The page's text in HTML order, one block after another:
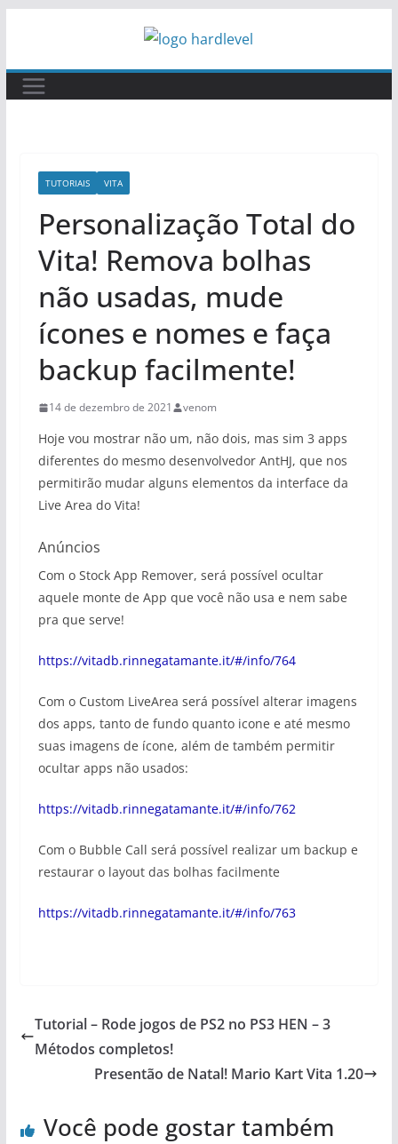
o
conteúdo
TUTORIAIS VITA
Personalização Total do
Vita! Remova bolhas
não usadas, mude
ícones e nomes e faça
backup facilmente!
14 de dezembro de 2021 venom
Hoje vou mostrar não um, não dois, mas sim 3 apps
diferentes do mesmo desenvolvedor AntHJ, que nos
permitirão mudar alguns elementos da interface da
Live Area do Vita!
Anúncios
Com o Stock App Remover, será possível ocultar
aquele monte de App que você não usa e nem sabe
pra que serve!
https://vitadb.rinnegatamante.it/#/info/764
Com o Custom LiveArea será possível alterar imagens
dos apps, tanto de fundo quanto icone e até mesmo
suas imagens de ícone, além de também permitir
ocultar apps não usados:
https://vitadb.rinnegatamante.it/#/info/762
Com o Bubble Call será possível realizar um backup e
restaurar o layout das bolhas facilmente
https://vitadb.rinnegatamante.it/#/info/763
Tutorial – Rode jogos de PS2 no PS3 HEN – 3
Métodos completos!
Presentão de Natal! Mario Kart Vita 1.20
Você pode gostar também